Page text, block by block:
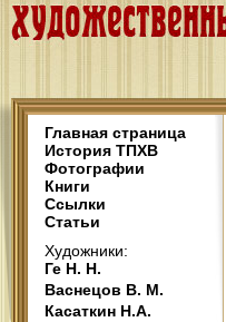
Главная страница
История ТПХВ
Фотографии
Книги
Ссылки
Статьи
Художники:
Ге Н. Н.
Васнецов В. М.
Касаткин Н.А.